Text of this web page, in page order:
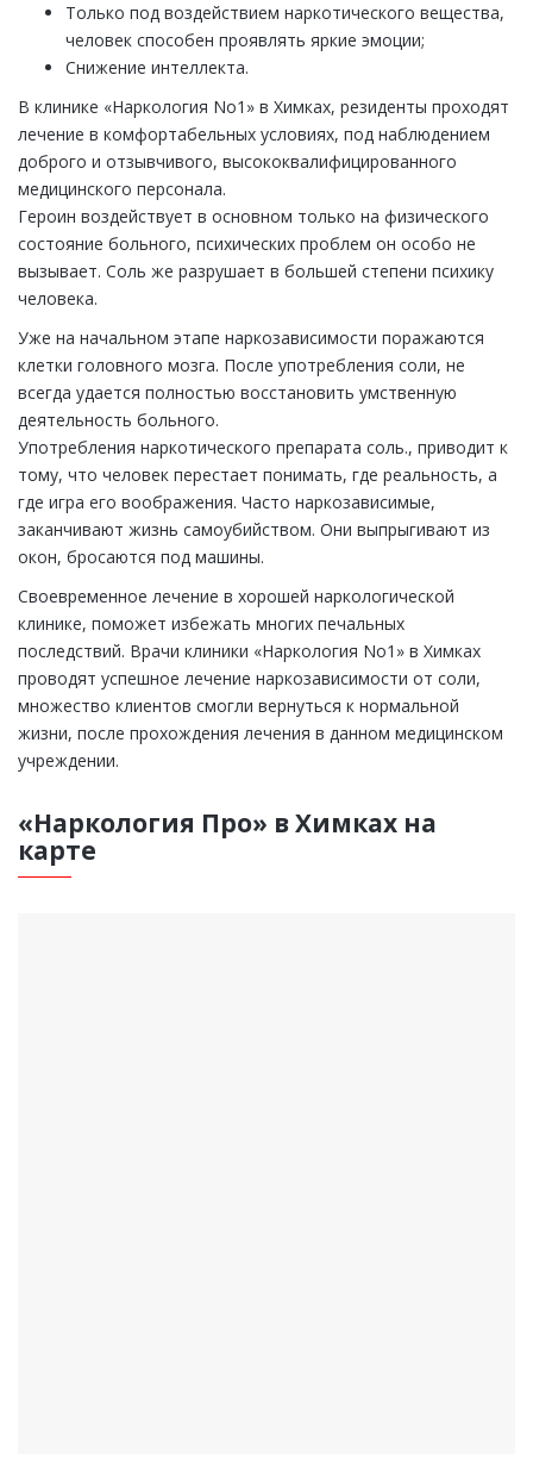
Только под воздействием наркотического вещества,
человек способен проявлять яркие эмоции;
Снижение интеллекта.
В клинике «Наркология No1» в Химках, резиденты проходят
лечение в комфортабельных условиях, под наблюдением
доброго и отзывчивого, высококвалифицированного
медицинского персонала.
Героин воздействует в основном только на физического
состояние больного, психических проблем он особо не
вызывает. Соль же разрушает в большей степени психику
человека.
Уже на начальном этапе наркозависимости поражаются
клетки головного мозга. После употребления соли, не
всегда удается полностью восстановить умственную
деятельность больного.
Употребления наркотического препарата соль., приводит к
тому, что человек перестает понимать, где реальность, а
где игра его воображения. Часто наркозависимые,
заканчивают жизнь самоубийством. Они выпрыгивают из
окон, бросаются под машины.
Своевременное лечение в хорошей наркологической
клинике, поможет избежать многих печальных
последствий. Врачи клиники «Наркология No1» в Химках
проводят успешное лечение наркозависимости от соли,
множество клиентов смогли вернуться к нормальной
жизни, после прохождения лечения в данном медицинском
учреждении.
«Наркология Про» в Химках на
карте